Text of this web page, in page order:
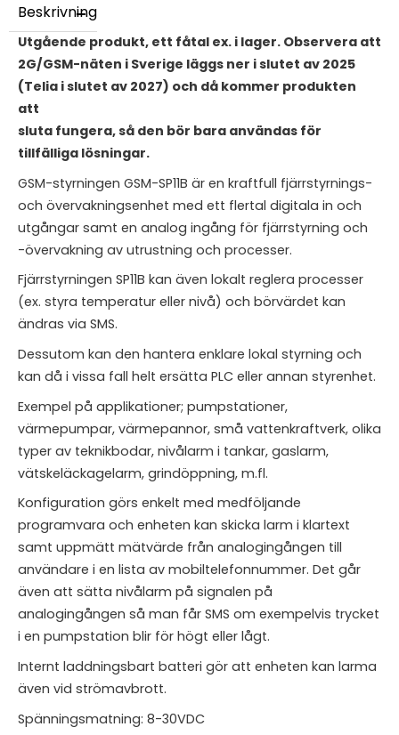
Beskrivning
Utgående produkt, ett fåtal ex. i lager. Observera att
2G/GSM-näten i Sverige läggs ner i slutet av 2025
(Telia i slutet av 2027) och då kommer produkten
att
sluta fungera, så den bör bara användas för
tillfälliga lösningar.
GSM-styrningen GSM-SP11B är en kraftfull fjärrstyrnings-
och övervakningsenhet med ett flertal digitala in och
utgångar samt en analog ingång för fjärrstyrning och
-övervakning av utrustning och processer.
Fjärrstyrningen SP11B kan även lokalt reglera processer
(ex. styra temperatur eller nivå) och börvärdet kan
ändras via SMS.
Dessutom kan den hantera enklare lokal styrning och
kan då i vissa fall helt ersätta PLC eller annan styrenhet.
Exempel på applikationer; pumpstationer,
värmepumpar, värmepannor, små vattenkraftverk, olika
typer av teknikbodar, nivålarm i tankar, gaslarm,
vätskeläckagelarm, grindöppning, m.fl.
Konfiguration görs enkelt med medföljande
programvara och enheten kan skicka larm i klartext
samt uppmätt mätvärde från analogingången till
användare i en lista av mobiltelefonnummer. Det går
även att sätta nivålarm på signalen på
analogingången så man får SMS om exempelvis trycket
i en pumpstation blir för högt eller lågt.
Internt laddningsbart batteri gör att enheten kan larma
även vid strömavbrott.
Spänningsmatning: 8-30VDC